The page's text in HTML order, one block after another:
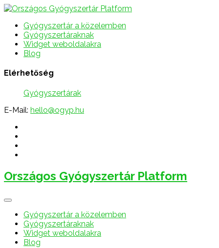
Gyógyszertár a közelemben
Gyógyszertáraknak
Widget weboldalakra
Blog
Elérhetőség
Gyógyszertárak
E-Mail: hello@ogyp.hu
Országos Gyógyszertár Platform
Gyógyszertár a közelemben
Gyógyszertáraknak
Widget weboldalakra
Blog